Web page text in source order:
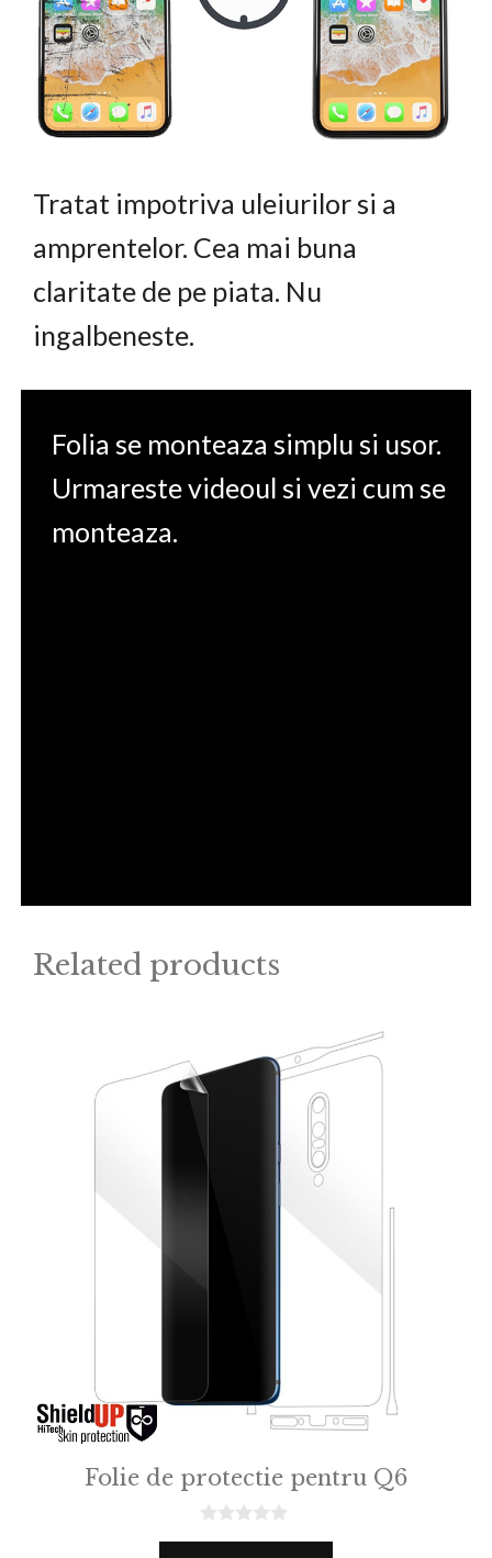
Tratat impotriva uleiurilor si a
amprentelor. Cea mai buna
claritate de pe piata. Nu
ingalbeneste.
Folia se monteaza simplu si usor.
Urmareste videoul si vezi cum se
monteaza.
Related products
Folie de protectie pentru Q6
0